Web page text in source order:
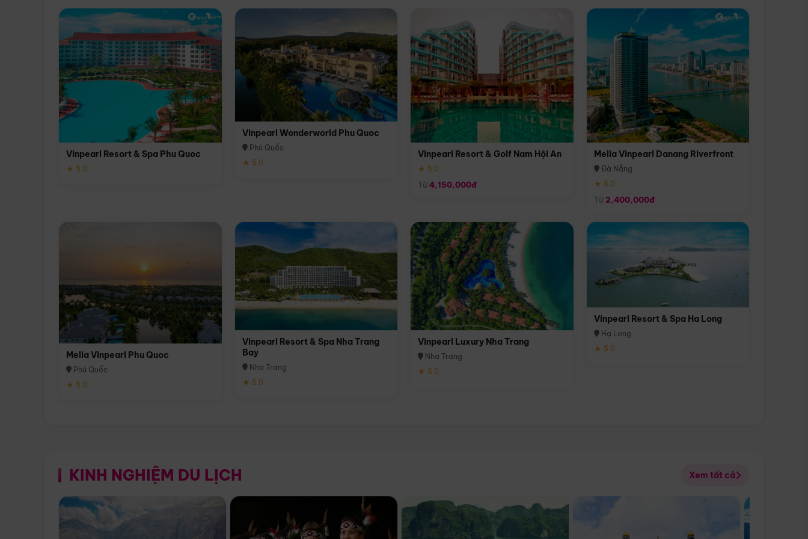
Vinpearl Resort & Spa Phu Quoc
★ 5.0
Vinpearl Wonderworld Phu Quoc
Phú Quốc
★ 5.0
Vinpearl Resort & Golf Nam Hội An
★ 5.0
Từ4,150,000đ
Melia Vinpearl Danang Riverfront
Đà Nẵng
★ 5.0
Từ 2,400,000đ
Melia Vinpearl Phu Quoc
Phú Quốc
★ 5.0
Vinpearl Resort & Spa Nha Trang
Bay
Nha Trang
★ 5.0
Vinpearl Luxury Nha Trang
Nha Trang
★ 5.0
Vinpearl Resort & Spa Ha Long
Hạ Long
★ 5.0
KINH NGHIỆM DU LỊCH Xem tất cả